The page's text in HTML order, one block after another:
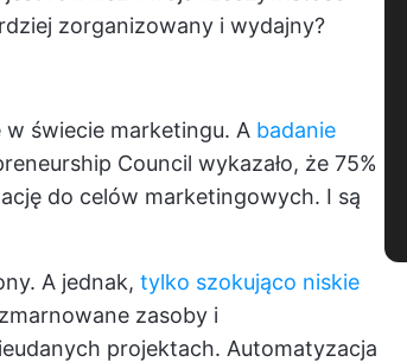
zorganizowany i wydajny?
świecie marketingu. A badanie
Council wykazało, że 75%
do celów marketingowych. I są
A jednak, tylko szokująco niskie
zasoby i
projektach. Automatyzacja